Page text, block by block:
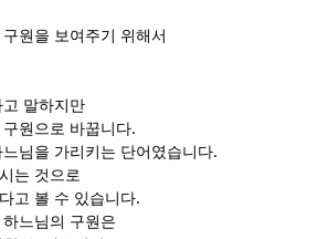
원을 보여주기 위해서
말하지만
원으로 바꿉니다.
님을 가리키는 단어였습니다.
는 것으로
고 볼 수 있습니다.
느님의 구원은